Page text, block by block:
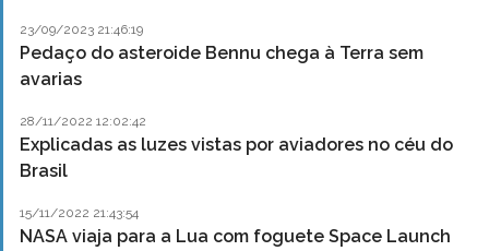
23/09/2023 21:46:19
Pedaço do asteroide Bennu chega à Terra sem
avarias
28/11/2022 12:02:42
Explicadas as luzes vistas por aviadores no céu do
Brasil
15/11/2022 21:43:54
NASA viaja para a Lua com foguete Space Launch